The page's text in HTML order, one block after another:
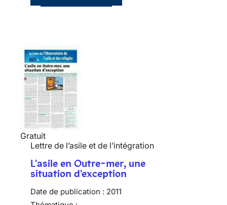
Gratuit
Lettre de l’asile et de l’intégration
L'asile en Outre-mer, une
situation d'exception
Date de publication : 2011